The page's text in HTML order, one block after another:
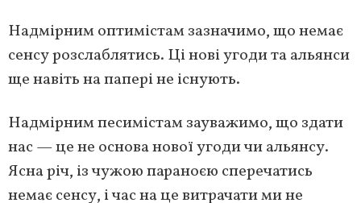
Надмірним оптимістам зазначимо, що немає
сенсу розслаблятись. Ці нові угоди та альянси
ще навіть на папері не існують.
Надмірним песимістам зауважимо, що здати
нас — це не основа нової угоди чи альянсу.
Ясна річ, із чужою параноєю сперечатись
немає сенсу, і час на це витрачати ми не